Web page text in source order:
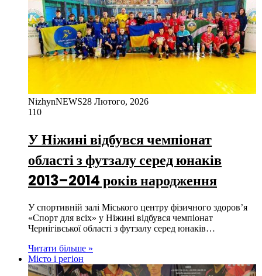
NizhynNEWS28 Лютого, 2026
110
У Ніжині відбувся чемпіонат
області з футзалу серед юнаків
2013–2014 років народження
У спортивній залі Міського центру фізичного здоров’я
«Спорт для всіх» у Ніжині відбувся чемпіонат
Чернігівської області з футзалу серед юнаків…
Читати більше »
Місто і регіон